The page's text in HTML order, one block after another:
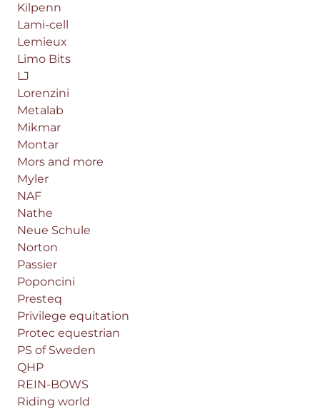
Kilpenn
Lami-cell
Lemieux
Limo Bits
LJ
Lorenzini
Metalab
Mikmar
Montar
Mors and more
Myler
NAF
Nathe
Neue Schule
Norton
Passier
Poponcini
Presteq
Privilege equitation
Protec equestrian
PS of Sweden
QHP
REIN-BOWS
Riding world